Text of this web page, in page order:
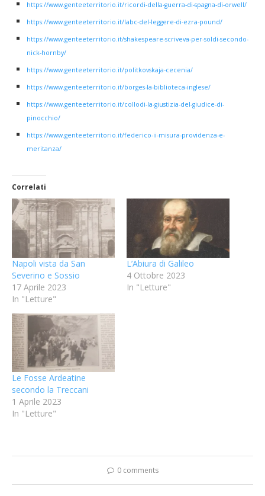
https://www.genteeterritorio.it/ricordi-della-guerra-di-spagna-di-orwell/
https://www.genteeterritorio.it/labc-del-leggere-di-ezra-pound/
https://www.genteeterritorio.it/shakespeare-scriveva-per-soldi-secondo-
nick-hornby/
https://www.genteeterritorio.it/politkovskaja-cecenia/
https://www.genteeterritorio.it/borges-la-biblioteca-inglese/
https://www.genteeterritorio.it/collodi-la-giustizia-del-giudice-di-
pinocchio/
https://www.genteeterritorio.it/federico-ii-misura-providenza-e-
meritanza/
Correlati
Napoli vista da San
Severino e Sossio
17 Aprile 2023
In "Letture"
L’Abiura di Galileo
4 Ottobre 2023
In "Letture"
Le Fosse Ardeatine
secondo la Treccani
1 Aprile 2023
In "Letture"
0 comments